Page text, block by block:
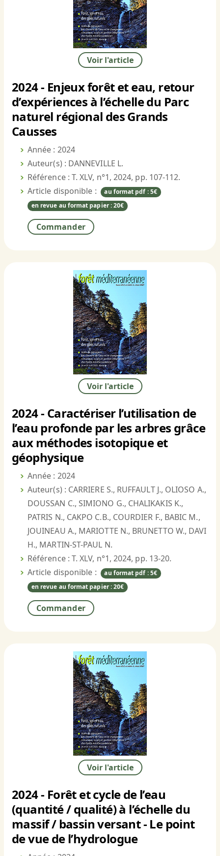
Voir l'article
2024 - Enjeux forêt et eau, retour
d’expériences à l’échelle du Parc
naturel régional des Grands
Causses
Année : 2024
Auteur(s) : DANNEVILLE L.
Référence : T. XLV, n°1, 2024, pp. 107-112.
Article disponible :
au format pdf : 5€
en revue au format papier : 20€
Commander
Voir l'article
2024 - Caractériser l’utilisation de
l’eau profonde par les arbres grâce
aux méthodes isotopique et
géophysique
Année : 2024
Auteur(s) : CARRIERE S., RUFFAULT J., OLIOSO A.,
DOUSSAN C., SIMIONO G., CHALIKAKIS K.,
PATRIS N., CAKPO C.B., COURDIER F., BABIC M.,
JOUINEAU A., MARIOTTE N., BRUNETTO W., DAVI
H., MARTIN-ST-PAUL N.
Référence : T. XLV, n°1, 2024, pp. 13-20.
Article disponible :
au format pdf : 5€
en revue au format papier : 20€
Commander
Voir l'article
2024 - Forêt et cycle de l’eau
(quantité / qualité) à l’échelle du
massif / bassin versant - Le point
de vue de l’hydrologue